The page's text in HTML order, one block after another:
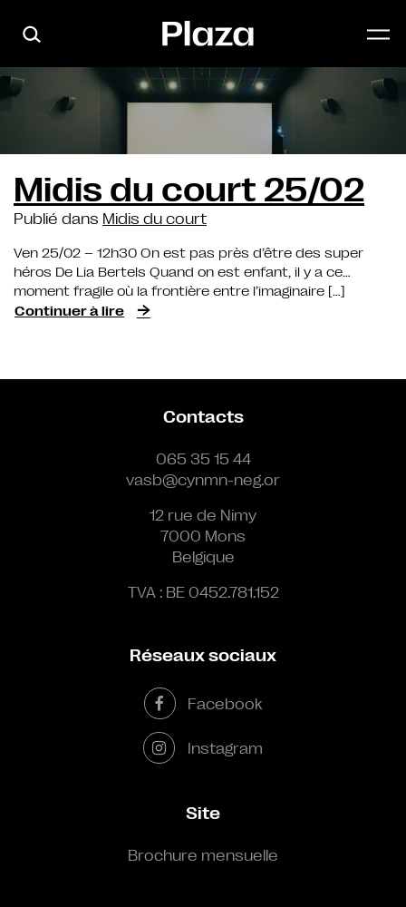
Midis du court 25/02
Publié dans Midis du court
Ven 25/02 – 12h30 On est pas près d’être des super
héros De Lia Bertels Quand on est enfant, il y a ce
moment fragile où la frontière entre l’imaginaire […]
Continuer à lire
"Midis du court 25/02"
Contacts
065 35 15 44
vasb@cynmn-neg.or
12 rue de Nimy
7000 Mons
Belgique
TVA : BE 0452.781.152
Réseaux sociaux
Facebook
Instagram
Site
Brochure mensuelle